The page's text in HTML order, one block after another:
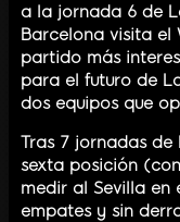
a la jornada 6 de
Barcelona visita el
partido más
para el futuro de
dos equipos que
Tras 7 jornadas
sexta posición
medir al Sevilla en
empates y sin